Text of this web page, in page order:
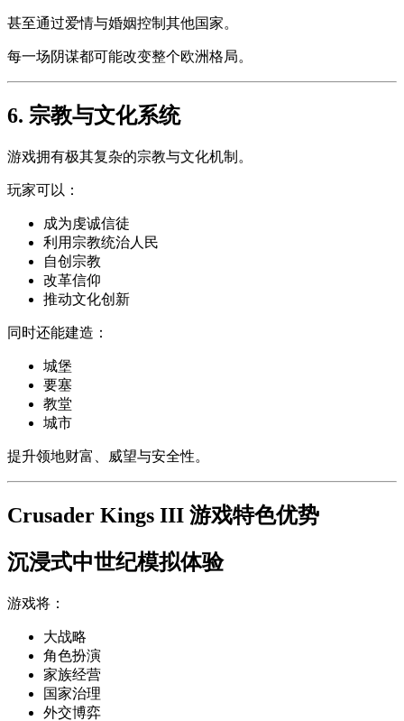
甚至通过爱情与婚姻控制其他国家。
每一场阴谋都可能改变整个欧洲格局。
6. 宗教与文化系统
游戏拥有极其复杂的宗教与文化机制。
玩家可以：
成为虔诚信徒
利用宗教统治人民
自创宗教
改革信仰
推动文化创新
同时还能建造：
城堡
要塞
教堂
城市
提升领地财富、威望与安全性。
Crusader Kings III 游戏特色优势
沉浸式中世纪模拟体验
游戏将：
大战略
角色扮演
家族经营
国家治理
外交博弈